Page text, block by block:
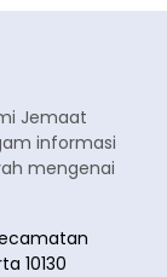
Jemaat
informasi
mengenai
10130